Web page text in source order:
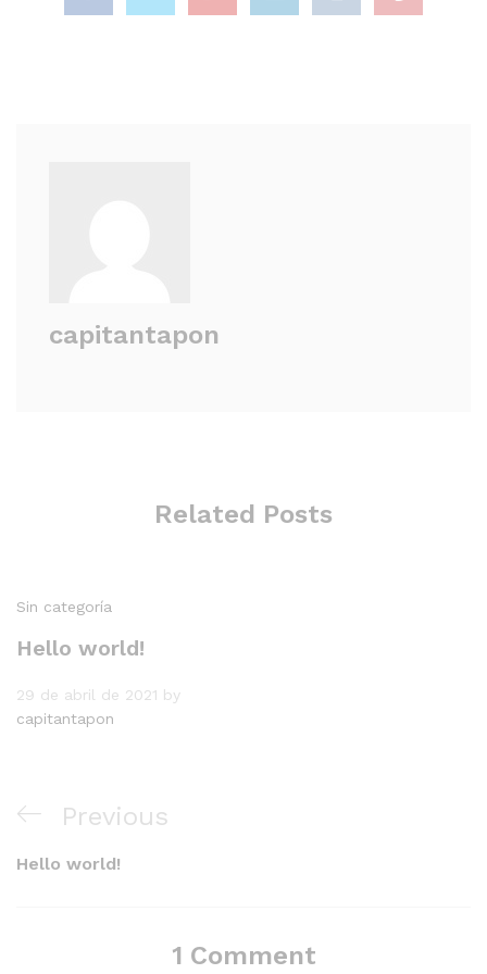
capitantapon
Related Posts
Sin categoría
Hello world!
29 de abril de 2021 by
capitantapon
Navegación
de
Previous
Post
Previous
Hello world!
1 Comment